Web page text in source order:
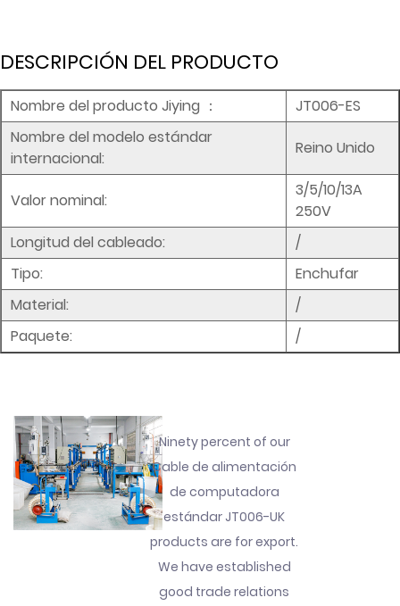
DESCRIPCIÓN DEL PRODUCTO
Nombre del producto Jiying ：
JT006-ES
Nombre del modelo estándar
internacional:
Reino Unido
Valor nominal:
3/5/10/13A
250V
Longitud del cableado:
/
Tipo:
Enchufar
Material:
/
Paquete:
/
Ninety percent of our
Cable de alimentación
de computadora
estándar JT006-UK
products are for export.
We have established
good trade relations